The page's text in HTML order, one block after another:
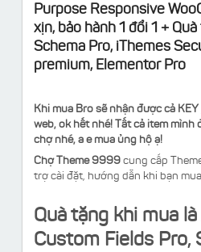
Purpose Responsive
xịn, bảo hành 1 đổi 1 +
Schema Pro, iThemes
premium, Elementor Pro
Khi mua Bro sẽ nhận được cả
web, ok hết nhé! Tất cả item mình
chợ nhé, a e mua ủng hộ ạ!
Chợ Theme 9999 cung cấp
trợ cài đặt, hướng dẫn khi bạn
Quà tặng khi mua
Custom Fields Pro,